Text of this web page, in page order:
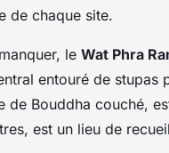
de chaque site.
le Wat Phra
entouré de stupas
de Bouddha couché,
est un lieu de